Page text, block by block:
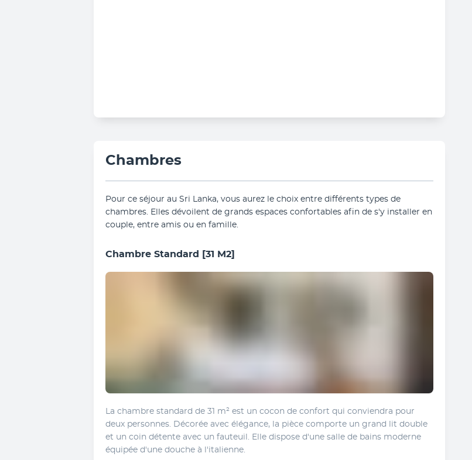
Chambres
Pour ce séjour au Sri Lanka, vous aurez le choix entre différents types de
chambres. Elles dévoilent de grands espaces confortables afin de s'y installer en
couple, entre amis ou en famille.
Chambre Standard [31 M2]
La chambre standard de 31 m² est un cocon de confort qui conviendra pour
deux personnes. Décorée avec élégance, la pièce comporte un grand lit double
et un coin détente avec un fauteuil. Elle dispose d'une salle de bains moderne
équipée d'une douche à l'italienne.